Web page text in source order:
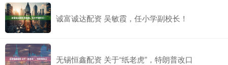
诚富诚达配资 吴敏霞，任小学副校长！
无锡恒鑫配资 关于“纸老虎”，特朗普改口